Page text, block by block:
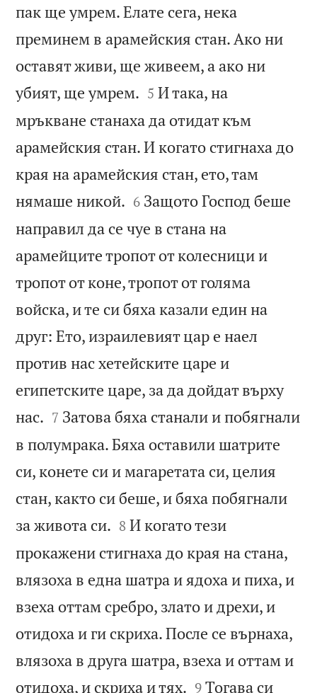
пак ще умрем. Елате сега, нека
преминем в арамейския стан. Ако ни
оставят живи, ще живеем, а ако ни
убият, ще умрем. 

5 И така, на
мръкване станаха да отидат към
арамейския стан. И когато стигнаха до
края на арамейския стан, ето, там
нямаше никой. 

6 Защото Господ беше
направил да се чуе в стана на
арамейците тропот от колесници и
тропот от коне, тропот от голяма
войска, и те си бяха казали един на
друг: Ето, израилевият цар е наел
против нас хетейските царе и
египетските царе, за да дойдат върху
нас. 

7 Затова бяха станали и побягнали
в полумрака. Бяха оставили шатрите
си, конете си и магаретата си, целия
стан, както си беше, и бяха побягнали
за живота си. 

8 И когато тези
прокажени стигнаха до края на стана,
влязоха в една шатра и ядоха и пиха, и
взеха оттам сребро, злато и дрехи, и
отидоха и ги скриха. После се върнаха,
влязоха в друга шатра, взеха и оттам и
отидоха, и скриха и тях. 

9 Тогава си